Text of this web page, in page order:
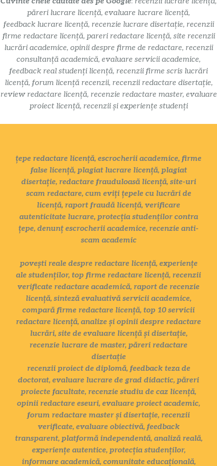
păreri lucrare licență, evaluare lucrare licență,
feedback lucrare licență, recenzie lucrare disertație, recenzii
firme redactare licență, pareri redactare licență, site recenzii
lucrări academice, opinii despre firme de redactare, recenzii
consultanță academică, evaluare servicii academice,
feedback real studenți licență, recenzii firme scris lucrări
licență, forum licență recenzii, recenzii redactare disertație,
review redactare licență, recenzie redactare master, evaluare
proiect licență, recenzii și experiențe studenți
țepe redactare licență, escrocherii academice, firme
false licență, plagiat lucrare licență, plagiat
disertație, redactare frauduloasă licență, site-uri
scam redactare, cum eviți țepele cu lucrări de
licență, raport fraudă licență, verificare
autenticitate lucrare, protecția studenților contra
țepe, denunț escrocherii academice, recenzie anti-
scam academic
povești reale despre redactare licență, experiențe
ale studenților, top firme redactare licență, recenzii
verificate redactare academică, raport de recenzie
licență, sinteză evaluativă servicii academice,
compară firme redactare licență, top 10 servicii
redactare licență, analize și opinii despre redactare
lucrări, site de evaluare licență și disertație,
recenzie lucrare de master, păreri redactare
disertație
recenzii proiect de diplomă, feedback teza de
doctorat, evaluare lucrare de grad didactic, păreri
proiecte facultate, recenzie studiu de caz licență,
opinii redactare eseuri, evaluare proiect academic,
forum redactare master și disertație, recenzii
verificate, evaluare obiectivă, feedback
transparent, platformă independentă, analiză reală,
experiențe autentice, protecția studenților,
informare academică, comunitate educațională,